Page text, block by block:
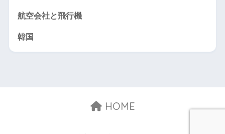
航空会社と飛行機
韓国
HOME